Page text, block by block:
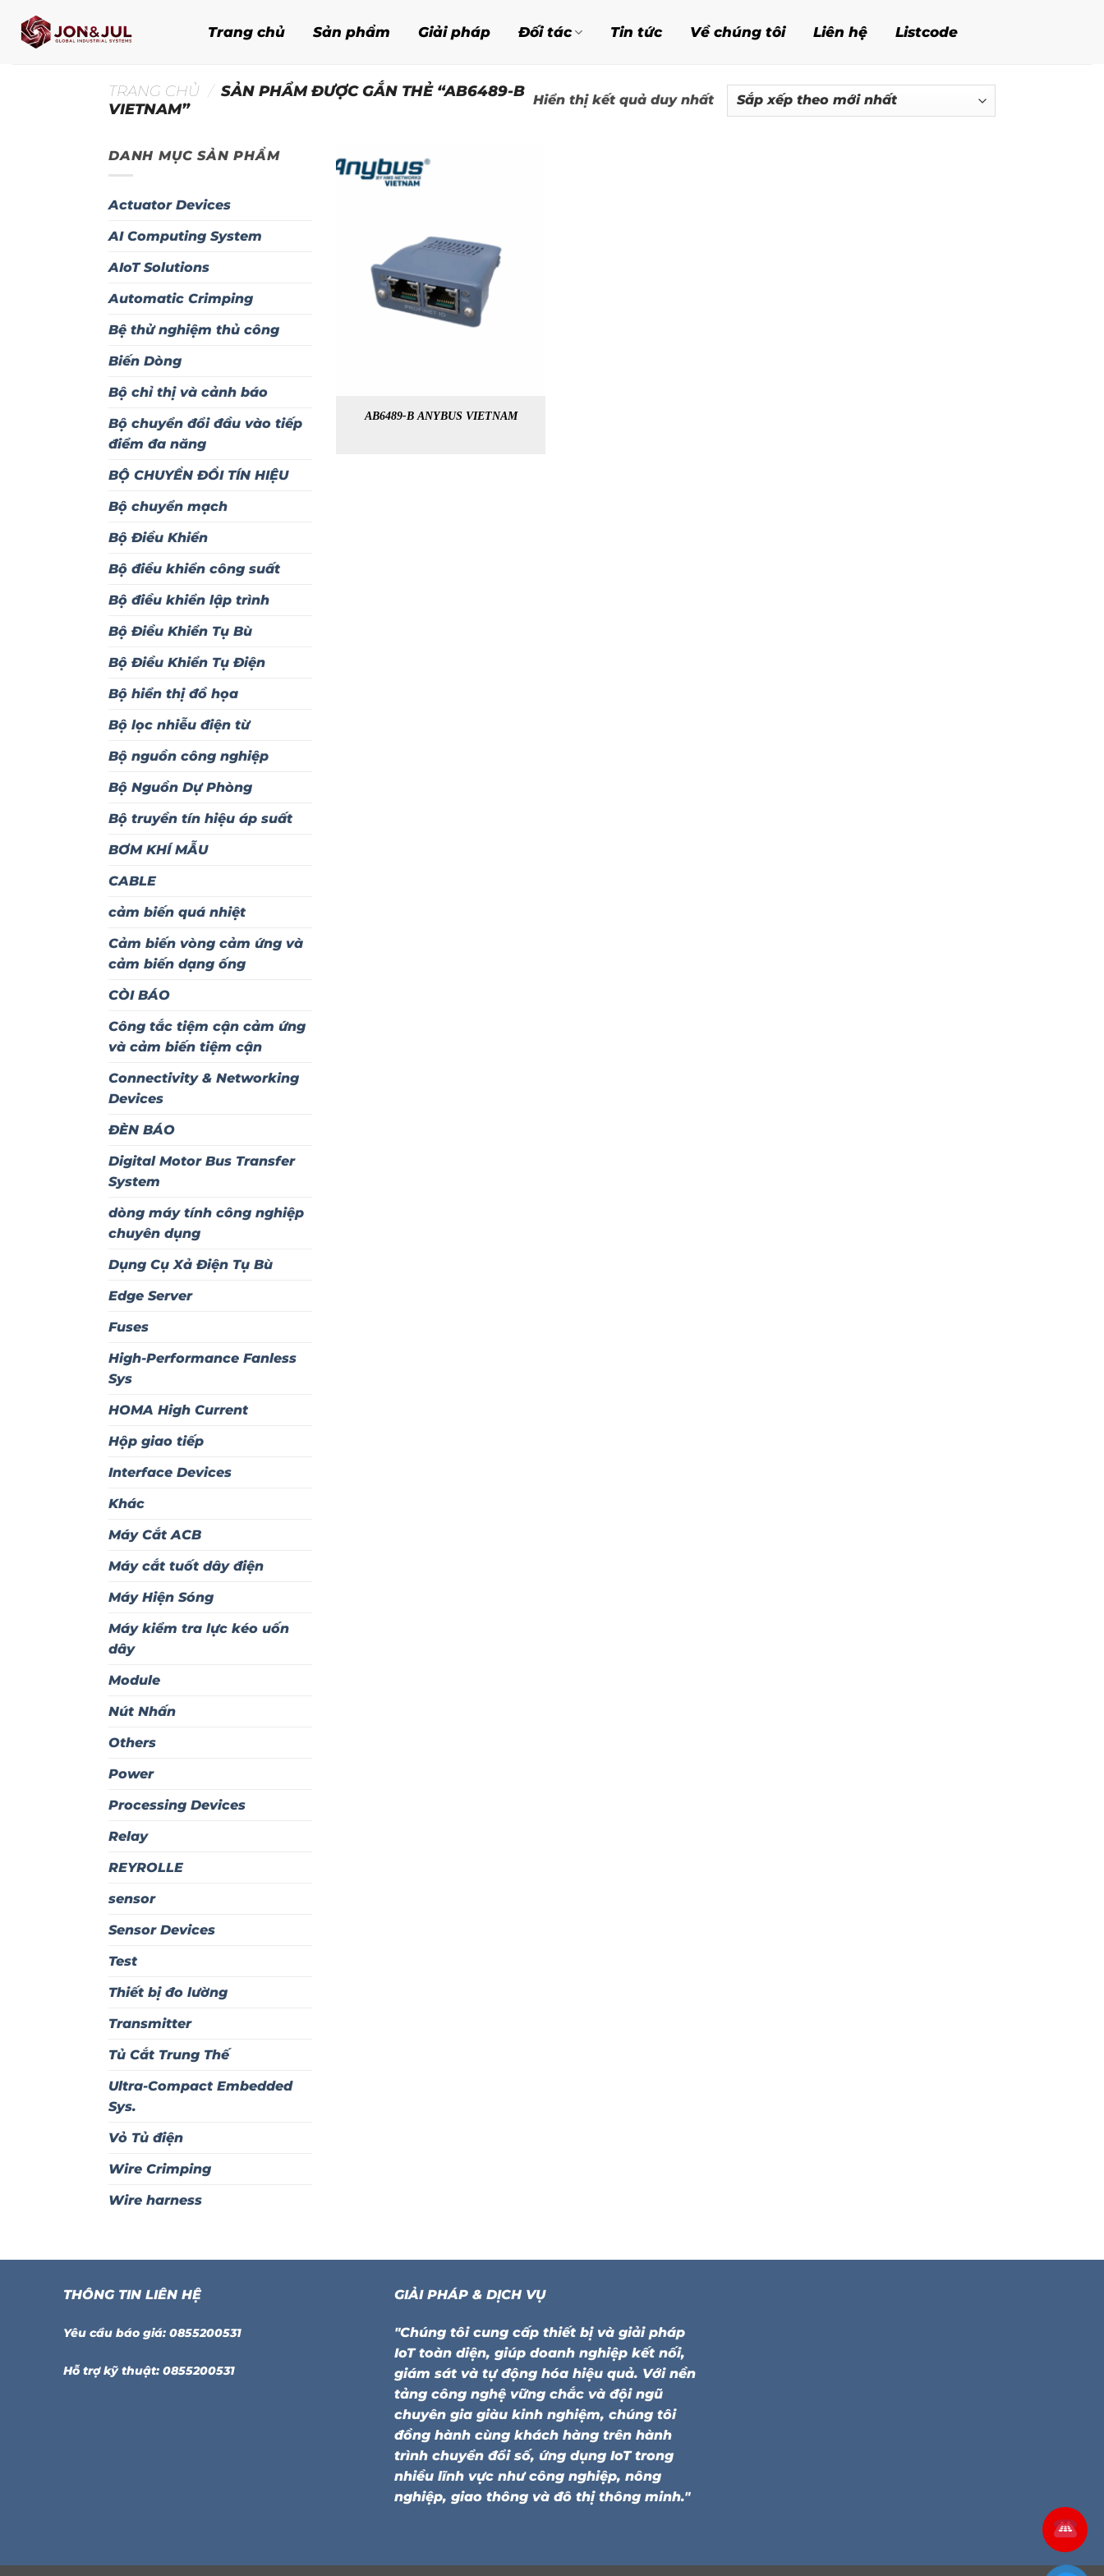
qua
Trang chủ Sản phẩm Giải pháp Đối tác Tin tức Về chúng tôi Liên hệ Listcode
TRANG CHỦ / SẢN PHẨM ĐƯỢC GẮN THẺ “AB6489-B
VIETNAM”
Hiển thị kết quả duy nhất
DANH MỤC SẢN PHẨM
Actuator Devices
AI Computing System
AIoT Solutions
Automatic Crimping
Bệ thử nghiệm thủ công
Biến Dòng
Bộ chỉ thị và cảnh báo
Bộ chuyển đổi đầu vào tiếp
điểm đa năng
BỘ CHUYỂN ĐỔI TÍN HIỆU
Bộ chuyển mạch
Bộ Điều Khiển
Bộ điều khiển công suất
Bộ điều khiển lập trình
Bộ Điều Khiển Tụ Bù
Bộ Điều Khiển Tụ Điện
Bộ hiển thị đồ họa
Bộ lọc nhiễu điện từ
Bộ nguồn công nghiệp
Bộ Nguồn Dự Phòng
Bộ truyền tín hiệu áp suất
BƠM KHÍ MẪU
CABLE
cảm biến quá nhiệt
Cảm biến vòng cảm ứng và
cảm biến dạng ống
CÒI BÁO
Công tắc tiệm cận cảm ứng
và cảm biến tiệm cận
Connectivity & Networking
Devices
ĐÈN BÁO
Digital Motor Bus Transfer
System
dòng máy tính công nghiệp
chuyên dụng
Dụng Cụ Xả Điện Tụ Bù
Edge Server
Fuses
High-Performance Fanless
Sys
HOMA High Current
Hộp giao tiếp
Interface Devices
Khác
Máy Cắt ACB
Máy cắt tuốt dây điện
Máy Hiện Sóng
Máy kiểm tra lực kéo uốn
dây
Module
Nút Nhấn
Others
Power
Processing Devices
Relay
REYROLLE
sensor
Sensor Devices
Test
Thiết bị đo lường
Transmitter
Tủ Cắt Trung Thế
Ultra-Compact Embedded
Sys.
Vỏ Tủ điện
Wire Crimping
Wire harness
AB6489-B ANYBUS VIETNAM
THÔNG TIN LIÊN HỆ
Yêu cầu báo giá: 0855200531
Hỗ trợ kỹ thuật: 0855200531
GIẢI PHÁP & DỊCH VỤ
"Chúng tôi cung cấp thiết bị và giải pháp
IoT toàn diện, giúp doanh nghiệp kết nối,
giám sát và tự động hóa hiệu quả. Với nền
tảng công nghệ vững chắc và đội ngũ
chuyên gia giàu kinh nghiệm, chúng tôi
đồng hành cùng khách hàng trên hành
trình chuyển đổi số, ứng dụng IoT trong
nhiều lĩnh vực như công nghiệp, nông
nghiệp, giao thông và đô thị thông minh."